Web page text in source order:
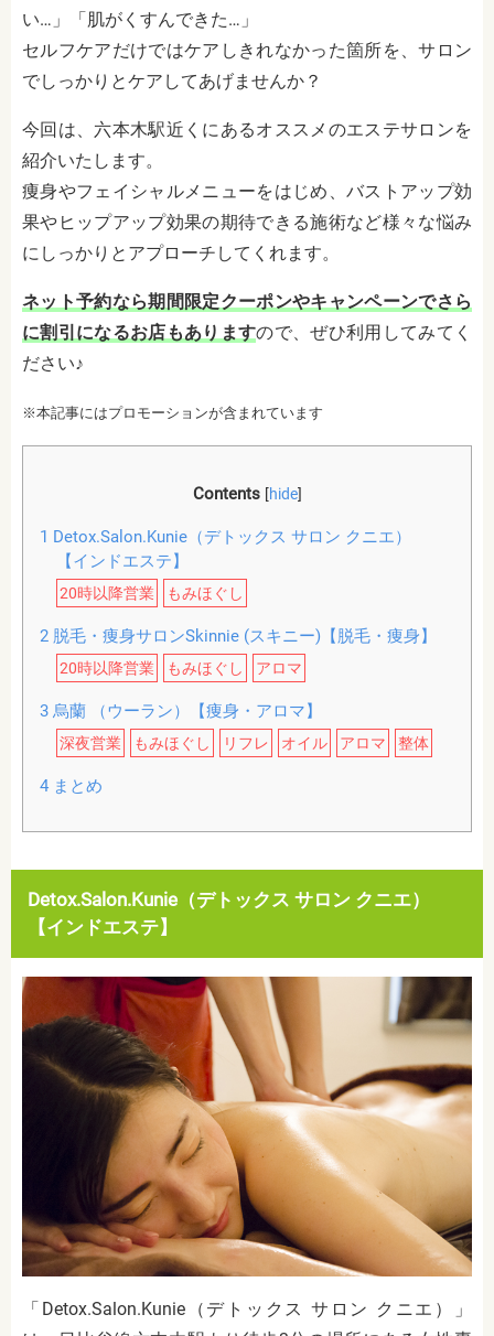
い…」「肌がくすんできた…」
セルフケアだけではケアしきれなかった箇所を、サロン
でしっかりとケアしてあげませんか？
今回は、六本木駅近くにあるオススメのエステサロンを
紹介いたします。
痩身やフェイシャルメニューをはじめ、バストアップ効
果やヒップアップ効果の期待できる施術など様々な悩み
にしっかりとアプローチしてくれます。
ネット予約なら期間限定クーポンやキャンペーンでさら
に割引になるお店もありますので、ぜひ利用してみてく
ださい♪
※本記事にはプロモーションが含まれています
Contents [hide]
1 Detox.Salon.Kunie（デトックス サロン クニエ）
【インドエステ】
20時以降営業 もみほぐし
2脱毛・痩身サロンSkinnie (スキニー)【脱毛・痩身】
20時以降営業 もみほぐし アロマ
3烏蘭 （ウーラン）【痩身・アロマ】
深夜営業 もみほぐし リフレ オイル アロマ 整体
4まとめ
Detox.Salon.Kunie（デトックス サロン クニエ）
【インドエステ】
「Detox.Salon.Kunie（デトックス サロン クニエ）」